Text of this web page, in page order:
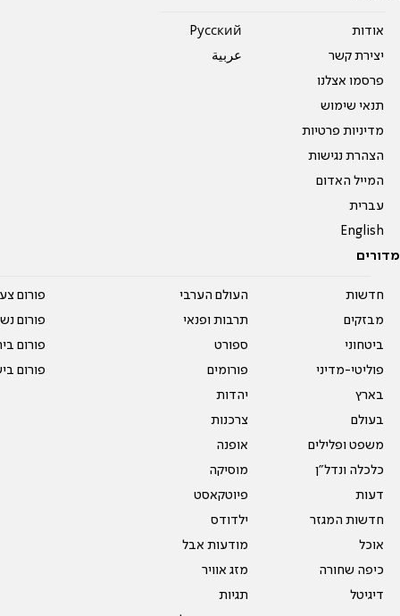
אודות
יצירת קשר
פרסמו אצלנו
תנאי שימוש
מדיניות פרטיות
הצהרת נגישות
המייל האדום
עברית
English
Pусский
عربية
מדורים
חדשות
מבזקים
ביטחוני
פוליטי-מדיני
בארץ
בעולם
משפט ופלילים
כלכלה ונדל"ן
דעות
חדשות המגזר
אוכל
כיפה שחורה
דיגיטל
העולם הערבי
תרבות ופנאי
ספורט
פורומים
יהדות
צרכנות
אופנה
מוסיקה
פיוטקאסט
ילדודס
מודעות אבל
מזג אוויר
תגיות
פורום
פורום
פורום
פורום